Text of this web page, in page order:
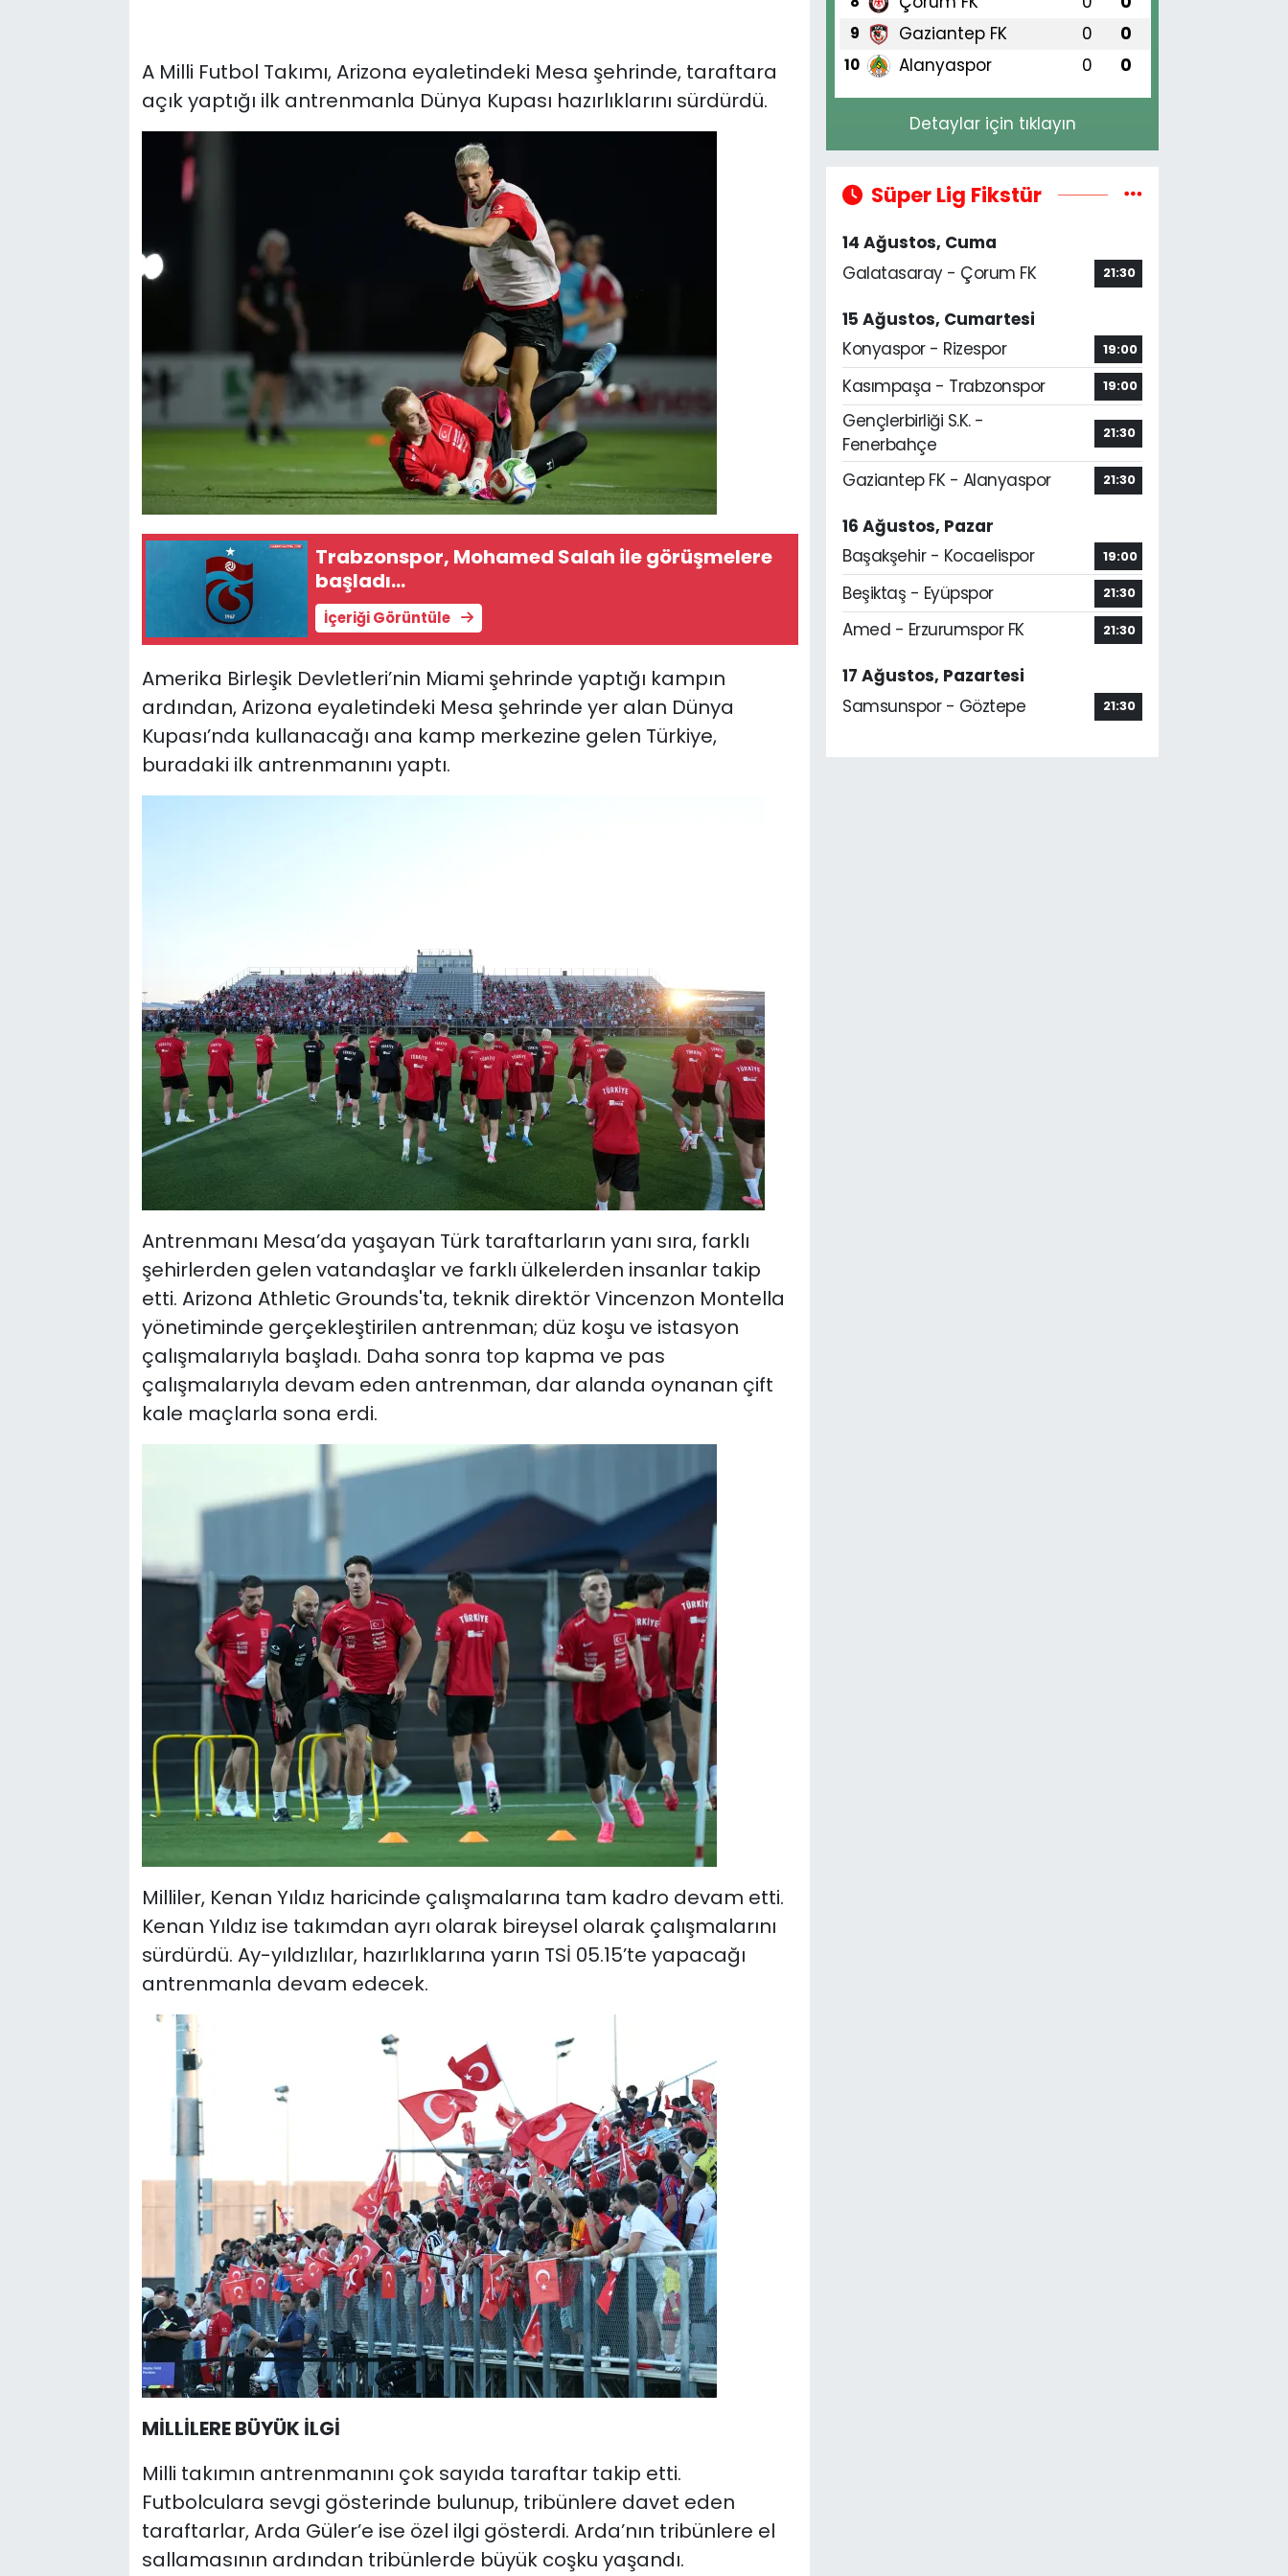
A Milli Futbol Takımı, Arizona eyaletindeki Mesa şehrinde, taraftara
açık yaptığı ilk antrenmanla Dünya Kupası hazırlıklarını sürdürdü.
Trabzonspor, Mohamed Salah ile görüşmelere
başladı...
İçeriği Görüntüle
Amerika Birleşik Devletleri’nin Miami şehrinde yaptığı kampın
ardından, Arizona eyaletindeki Mesa şehrinde yer alan Dünya
Kupası’nda kullanacağı ana kamp merkezine gelen Türkiye,
buradaki ilk antrenmanını yaptı.
Antrenmanı Mesa’da yaşayan Türk taraftarların yanı sıra, farklı
şehirlerden gelen vatandaşlar ve farklı ülkelerden insanlar takip
etti. Arizona Athletic Grounds'ta, teknik direktör Vincenzon Montella
yönetiminde gerçekleştirilen antrenman; düz koşu ve istasyon
çalışmalarıyla başladı. Daha sonra top kapma ve pas
çalışmalarıyla devam eden antrenman, dar alanda oynanan çift
kale maçlarla sona erdi.
Milliler, Kenan Yıldız haricinde çalışmalarına tam kadro devam etti.
Kenan Yıldız ise takımdan ayrı olarak bireysel olarak çalışmalarını
sürdürdü. Ay-yıldızlılar, hazırlıklarına yarın TSİ 05.15’te yapacağı
antrenmanla devam edecek.
MİLLİLERE BÜYÜK İLGİ
Milli takımın antrenmanını çok sayıda taraftar takip etti.
Futbolculara sevgi gösterinde bulunup, tribünlere davet eden
taraftarlar, Arda Güler’e ise özel ilgi gösterdi. Arda’nın tribünlere el
sallamasının ardından tribünlerde büyük coşku yaşandı.
9 Gaziantep FK 0 0
10 Alanyaspor 0 0
Detaylar için tıklayın
Süper Lig Fikstür
14 Ağustos, Cuma
Galatasaray - Çorum FK
21:30
15 Ağustos, Cumartesi
Konyaspor - Rizespor
19:00
Kasımpaşa - Trabzonspor 19:00
Gençlerbirliği S.K. -
Fenerbahçe
21:30
Gaziantep FK - Alanyaspor 21:30
16 Ağustos, Pazar
Başakşehir - Kocaelispor
19:00
Beşiktaş - Eyüpspor 21:30
Amed - Erzurumspor FK 21:30
17 Ağustos, Pazartesi
Samsunspor - Göztepe
21:30